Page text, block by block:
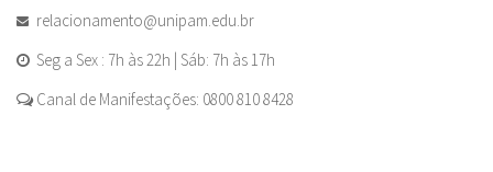
relacionamento@unipam.edu.br
Seg a Sex : 7h às 22h | Sáb: 7h às 17h
Canal de Manifestações: 0800 810 8428